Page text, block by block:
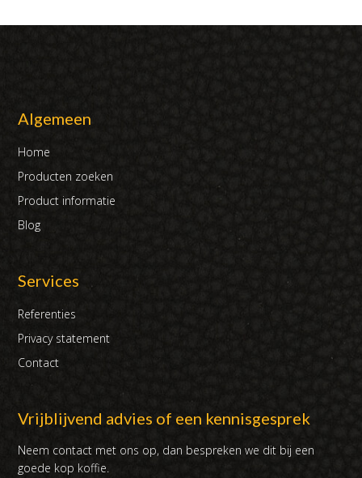
Algemeen
Home
Producten zoeken
Product informatie
Blog
Services
Referenties
Privacy statement
Contact
Vrijblijvend advies of een kennisgesprek
Neem contact met ons op, dan bespreken we dit bij een
goede kop koffie.